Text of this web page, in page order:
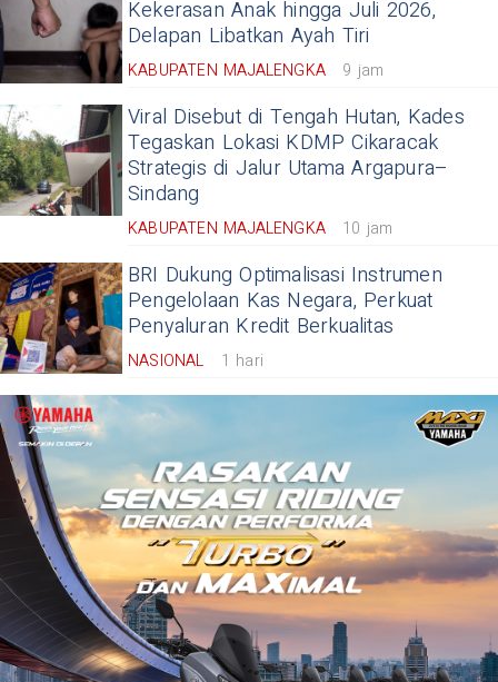
Kekerasan Anak hingga Juli 2026,
Delapan Libatkan Ayah Tiri
KABUPATEN MAJALENGKA 9 jam
Viral Disebut di Tengah Hutan, Kades
Tegaskan Lokasi KDMP Cikaracak
Strategis di Jalur Utama Argapura–
Sindang
KABUPATEN MAJALENGKA 10 jam
BRI Dukung Optimalisasi Instrumen
Pengelolaan Kas Negara, Perkuat
Penyaluran Kredit Berkualitas
NASIONAL 1 hari